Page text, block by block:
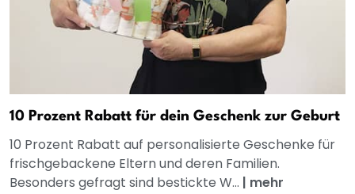
10 Prozent Rabatt für dein Geschenk zur Geburt
10 Prozent Rabatt auf personalisierte Geschenke für
frischgebackene Eltern und deren Familien.
Besonders gefragt sind bestickte W... | mehr